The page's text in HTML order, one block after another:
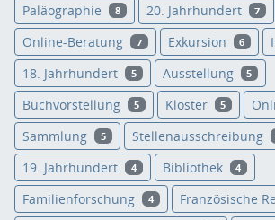
Paläographie 8 20. Jahrhundert 7
Online-Beratung 7 Exkursion 6
18. Jahrhundert 5 Ausstellung 5
Buchvorstellung 5 Kloster 5
Sammlung 5 Stellenausschreibung
19. Jahrhundert 4 Bibliothek 4
Familienforschung 4 Französische